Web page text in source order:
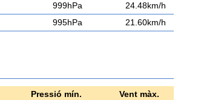
999hPa 24.48km/h
995hPa 21.60km/h
Pressió mín. Vent màx.